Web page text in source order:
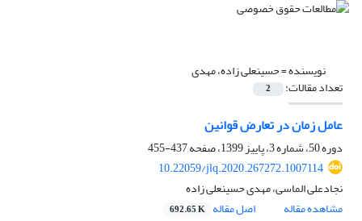
نویسنده =حسینعلی زاده، مهدی
تعداد مقالات: 2
عامل زمان در تعارض قوانین
دوره 50، شماره 3، پاییز 1399، صفحه
437-455
10.22059/jlq.2020.267272.1007114
نجادعلی الماسی، مهدی حسینعلی زاده
مشاهده مقاله
اصل مقاله 692.65 K